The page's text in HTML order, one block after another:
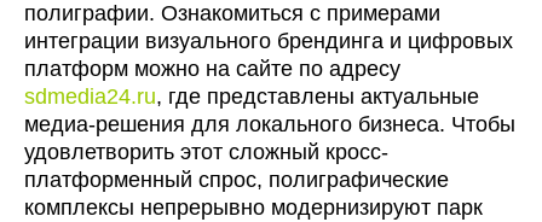
полиграфии. Ознакомиться с примерами
интеграции визуального брендинга и цифровых
платформ можно на сайте по адресу
sdmedia24.ru, где представлены актуальные
медиа-решения для локального бизнеса. Чтобы
удовлетворить этот сложный кросс-
платформенный спрос, полиграфические
комплексы непрерывно модернизируют парк